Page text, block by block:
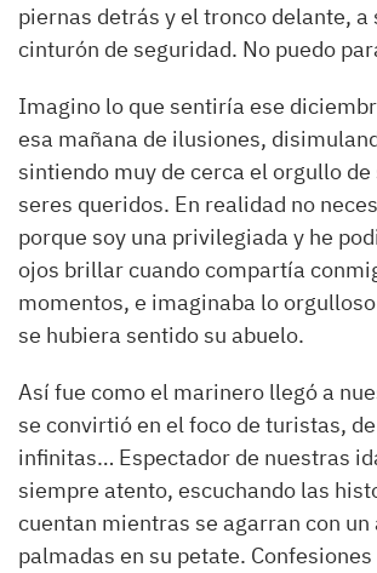
piernas detrás y el tronco delante, a
cinturón de seguridad. No puedo
Imagino lo que sentiría ese
esa mañana de ilusiones,
sintiendo muy de cerca el orgullo de
seres queridos. En realidad no
porque soy una privilegiada y he
ojos brillar cuando compartía
momentos, e imaginaba lo
se hubiera sentido su abuelo.
Así fue como el marinero llegó a
se convirtió en el foco de turistas,
infinitas… Espectador de nuestras
siempre atento, escuchando las
cuentan mientras se agarran con un
palmadas en su petate.